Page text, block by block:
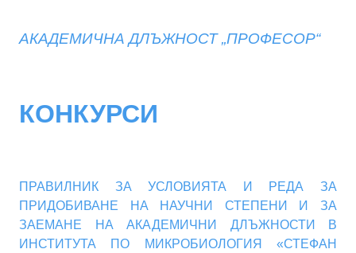
АКАДЕМИЧНА ДЛЪЖНОСТ „ПРОФЕСОР“
КОНКУРСИ
ПРАВИЛНИК ЗА УСЛОВИЯТА И РЕДА ЗА
ПРИДОБИВАНЕ НА НАУЧНИ СТЕПЕНИ И ЗА
ЗАЕМАНЕ НА АКАДЕМИЧНИ ДЛЪЖНОСТИ В
ИНСТИТУТА ПО МИКРОБИОЛОГИЯ «СТЕФАН